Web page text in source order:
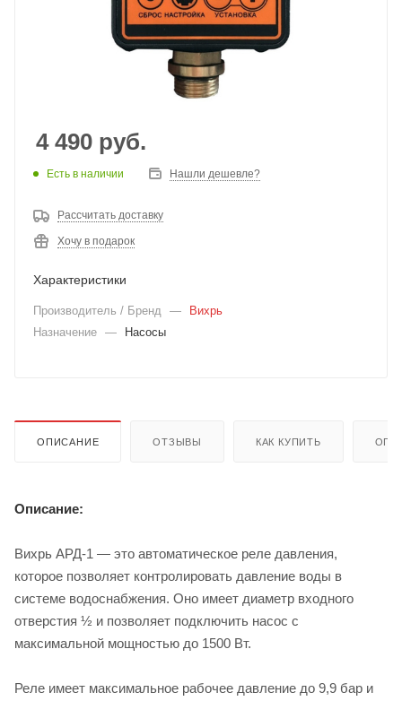
4 490 руб.
Есть в наличии Нашли дешевле?
Рассчитать доставку
Хочу в подарок
Характеристики
Производитель / Бренд —
Вихрь
Назначение — Насосы
ОПИСАНИЕ ОТЗЫВЫ КАК КУПИТЬ
Описание:
Вихрь АРД-1 — это автоматическое реле давления,
которое позволяет контролировать давление воды в
системе водоснабжения. Оно имеет диаметр входного
отверстия ½ и позволяет подключить насос с
максимальной мощностью до 1500 Вт.
Реле имеет максимальное рабочее давление до 9,9 бар и